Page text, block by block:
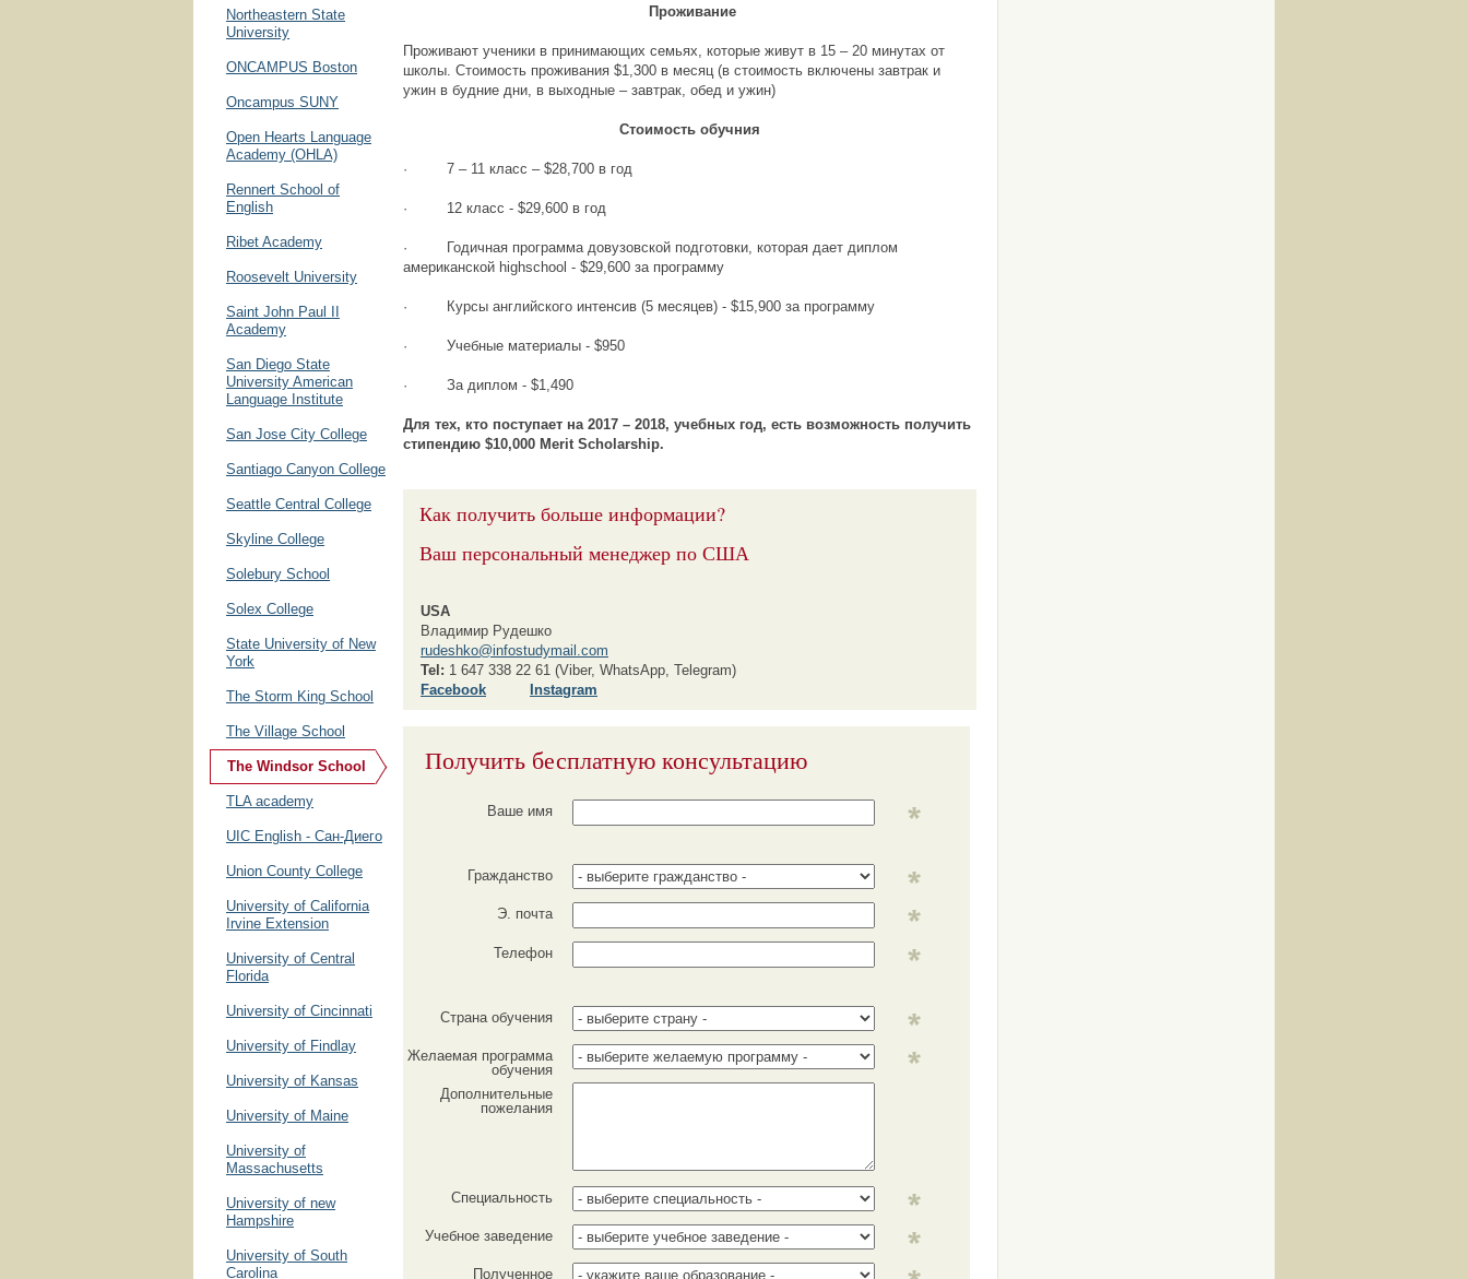
Northeastern State
University
ONCAMPUS Boston
Oncampus SUNY
Open Hearts Language
Academy (OHLA)
Rennert School of
English
Ribet Academy
Roosevelt University
Saint John Paul II
Academy
San Diego State
University American
Language Institute
San Jose City College
Santiago Canyon College
Seattle Central College
Skyline College
Solebury School
Solex College
State University of New
York
The Storm King School
The Village School
The Windsor School
TLA academy
UIC English - Сан-Диего
Union County College
University of California
Irvine Extension
University of Central
Florida
University of Cincinnati
University of Findlаy
University of Kansas
University of Maine
University of
Massachusetts
University of new
Hampshire
University of South
Carolina
Проживание
Проживают ученики в принимающих семьях, которые живут в 15 – 20 минутах от
школы. Стоимость проживания $1,300 в месяц (в стоимость включены завтрак и
ужин в будние дни, в выходные – завтрак, обед и ужин)
Стоимость обучния
· 7 – 11 класс – $28,700 в год
· 12 класс - $29,600 в год
· Годичная программа довузовской подготовки, которая дает диплом
американской highschool - $29,600 за программу
· Курсы английского интенсив (5 месяцев) - $15,900 за программу
· Учебные материалы - $950
· За диплом - $1,490
Для тех, кто поступает на 2017 – 2018, учебных год, есть возможность получить
стипендию $10,000 Merit Scholarship.
Как получить больше информации?
Ваш персональный менеджер по США
USA
Владимир Рудешко
rudeshko@infostudymail.com
Tel: 1 647 338 22 61 (Viber, WhatsApp, Telegram)
Facebook Instagram
Получить бесплатную консультацию
Ваше имя
Гражданство
Э. почта
Телефон
Страна обучения
Желаемая программа
обучения
Дополнительные
пожелания
Специальность
Учебное заведение
Полученное